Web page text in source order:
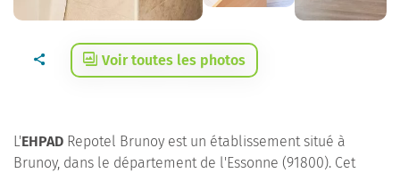
Voir toutes les photos
L'EHPAD Repotel Brunoy est un établissement situé à
Brunoy, dans le département de l'Essonne (91800). Cet